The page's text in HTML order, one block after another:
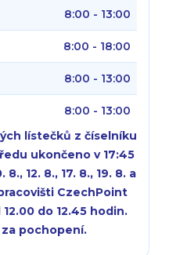
8:00 - 13:00
8:00 - 18:00
8:00 - 13:00
8:00 - 13:00
lístečků z číselníku
ukončeno v 17:45
8., 12. 8., 17. 8., 19. 8. a
CzechPoint
do 12.45 hodin.
pochopení.